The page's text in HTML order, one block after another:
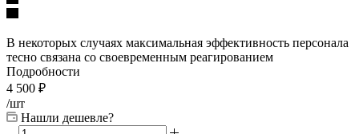
В некоторых случаях максимальная эффективность персонала
тесно связана со своевременным реагированием
Подробности
4 500 ₽
/шт
Нашли дешевле?